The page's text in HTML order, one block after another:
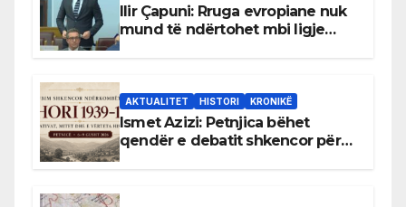
Ilir Çapuni: Rruga evropiane nuk
mund të ndërtohet mbi ligje
AKTUALITET HISTORI KRONIKË
Ismet Azizi: Petnjica bëhet
qendër e debatit shkencor për